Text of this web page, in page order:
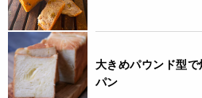
大きめパウンド型
パン